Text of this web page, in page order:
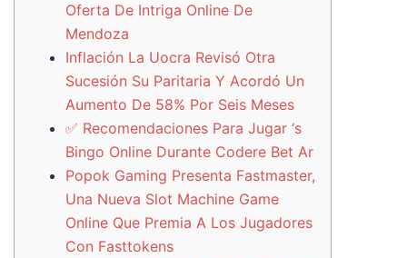
Oferta De Intriga Online De
Mendoza
Inflación La Uocra Revisó Otra
Sucesión Su Paritaria Y Acordó Un
Aumento De 58% Por Seis Meses
✅ Recomendaciones Para Jugar ‘s
Bingo Online Durante Codere Bet Ar
Popok Gaming Presenta Fastmaster,
Una Nueva Slot Machine Game
Online Que Premia A Los Jugadores
Con Fasttokens